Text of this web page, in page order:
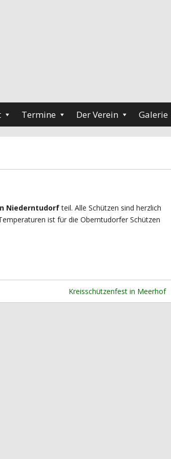
Termine Der Verein Galerie
Niederntudorfteil. Alle Schützen sind herzlich
ist für die Oberntudorfer Schützen
Kreisschützenfest in Meerhof